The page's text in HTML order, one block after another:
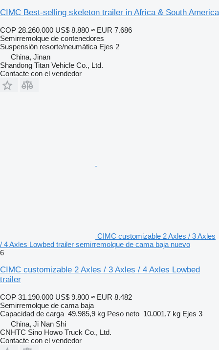
CIMC Best-selling skeleton trailer in Africa & South America
COP 28.260.000 US$ 8.880 ≈ EUR 7.686
Semirremolque de contenedores
Suspensión resorte/neumática Ejes 2
China, Jinan
Shandong Titan Vehicle Co., Ltd.
Contacte con el vendedor
CIMC customizable 2 Axles / 3 Axles
/ 4 Axles Lowbed trailer semirremolque de cama baja nuevo
6
CIMC customizable 2 Axles / 3 Axles / 4 Axles Lowbed
trailer
COP 31.190.000 US$ 9.800 ≈ EUR 8.482
Semirremolque de cama baja
Capacidad de carga 49.985,9 kg Peso neto 10.001,7 kg Ejes 3
China, Ji Nan Shi
CNHTC Sino Howo Truck Co., Ltd.
Contacte con el vendedor